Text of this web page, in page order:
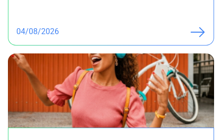
04/08/2026